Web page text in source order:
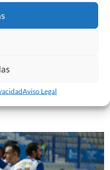
Aviso Legal